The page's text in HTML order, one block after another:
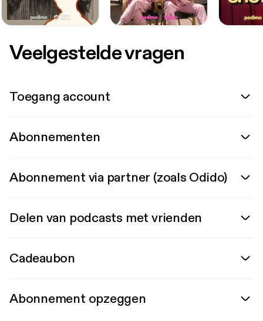
Veelgestelde vragen
Toegang account
Abonnementen
Abonnement via partner (zoals Odido)
Delen van podcasts met vrienden
Cadeaubon
Abonnement opzeggen